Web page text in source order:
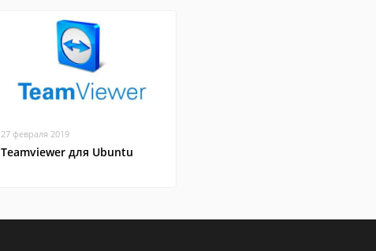
27 февраля 2019
Teamviewer для Ubuntu